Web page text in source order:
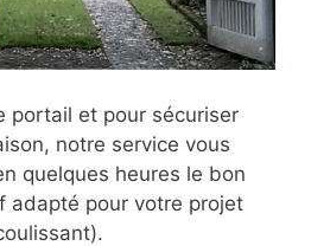
portail et pour sécuriser
notre service vous
quelques heures le bon
adapté pour votre projet